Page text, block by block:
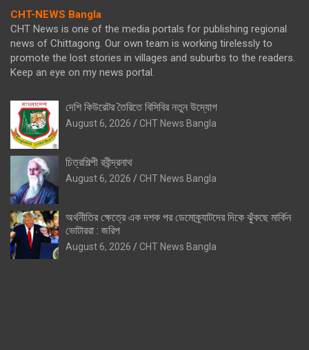
CHT-NEWS Bangla
CHT News is one of the media portals for publishing regional
news of Chittagong. Our own team is working tirelessly to
promote the lost stories in villages and suburbs to the readers.
Keep an eye on my news portal.
দেশি কিউরেটর তৈরিতে বিসিবির নতুন উদ্যোগ
August 6, 2026 CHT News Bangla
চিত্রশিল্পী রবীন্দ্রনাথ
August 6, 2026 CHT News Bangla
অর্থনীতির ক্ষেত্রে এক দশক পর ডেমোক্র্যাটদের দিকে ঝুঁকছে মার্কিন
ভোটাররা : জরিপ
August 6, 2026 CHT News Bangla